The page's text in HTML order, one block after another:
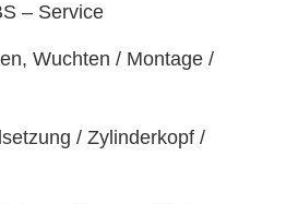
– Service
Wuchten / Montage /
/ Zylinderkopf /